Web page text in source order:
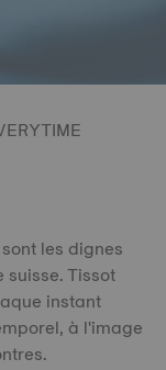
les dignes
Tissot
instant
à l'image